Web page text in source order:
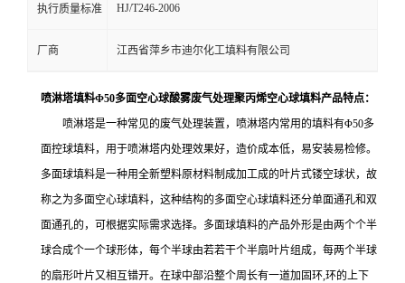
执行质量标准 HJ/T246-2006
厂商 江西省萍乡市迪尔化工填料有限公司
喷淋塔填料Φ50多面空心球酸雾废气处理聚丙烯空心球填料产品特点：
喷淋塔是一种常见的废气处理装置，喷淋塔内常用的填料有Φ50多
面控球填料，用于喷淋塔内处理效果好，造价成本低，易安装易检修。
多面球填料是一种用全新塑料原材料制成加工成的叶片式镂空球状，故
称之为多面空心球填料，这种结构的多面空心球填料还分单面通孔和双
面通孔的，可根据实际需求选择。多面球填料的产品外形是由两个个半
球合成个一个球形体，每个半球由若若干个半扇叶片组成，每两个半球
的扇形叶片又相互错开。在球中部沿整个周长有一道加固环,环的上下